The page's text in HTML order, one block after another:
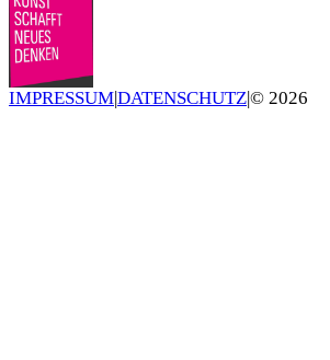
IMPRESSUM|DATENSCHUTZ|© 2026